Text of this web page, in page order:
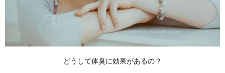
どうして体臭に効果があるの？